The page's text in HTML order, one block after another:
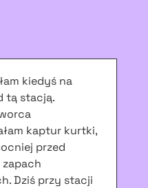
kiedyś na
tą stacją.
kaptur kurtki,
przed
zapach
Dziś przy stacji